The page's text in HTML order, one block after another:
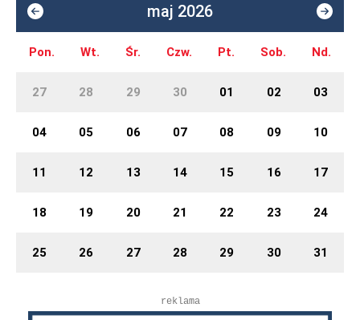
maj 2026
Pon. Wt. Śr. Czw. Pt. Sob. Nd.
27 28 29 30 01 02 03
04 05 06 07 08 09 10
11 12 13 14 15 16 17
18 19 20 21 22 23 24
25 26 27 28 29 30 31
reklama